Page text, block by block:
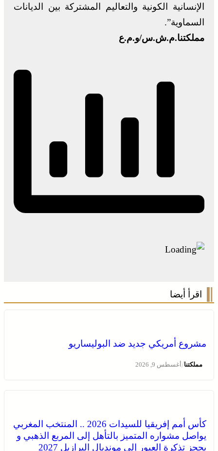
الإنسانية الكونية والتعاليم المشتركة بين الديانات
السماوية”.
مملكتنا.م.ش.س/و.م.ع
اقرأ أيضا
مشروع أمريكي جديد ضد البوليساريو
مملكتنا/أغسطس 9, 2026
كأس أمم إفريقيا للسيدات 2026 .. المنتخب المغربي
يواصل مشواره المتميز بالتأهل إلى المربع الذهبي و
يحجز تذكرة العبور إلى مونديال البرازيل 2027